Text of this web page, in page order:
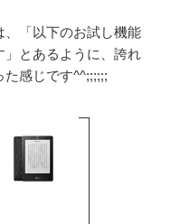
、「以下のお試し機能
」とあるように、誇れ
た感じです^^;;;;;;